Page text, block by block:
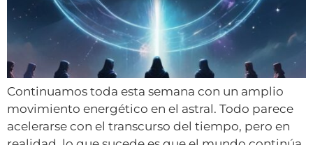
Continuamos toda esta semana con un amplio
movimiento energético en el astral. Todo parece
acelerarse con el transcurso del tiempo, pero en